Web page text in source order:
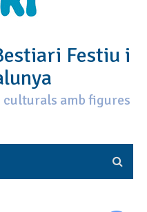
Festiu i
culturals amb figures